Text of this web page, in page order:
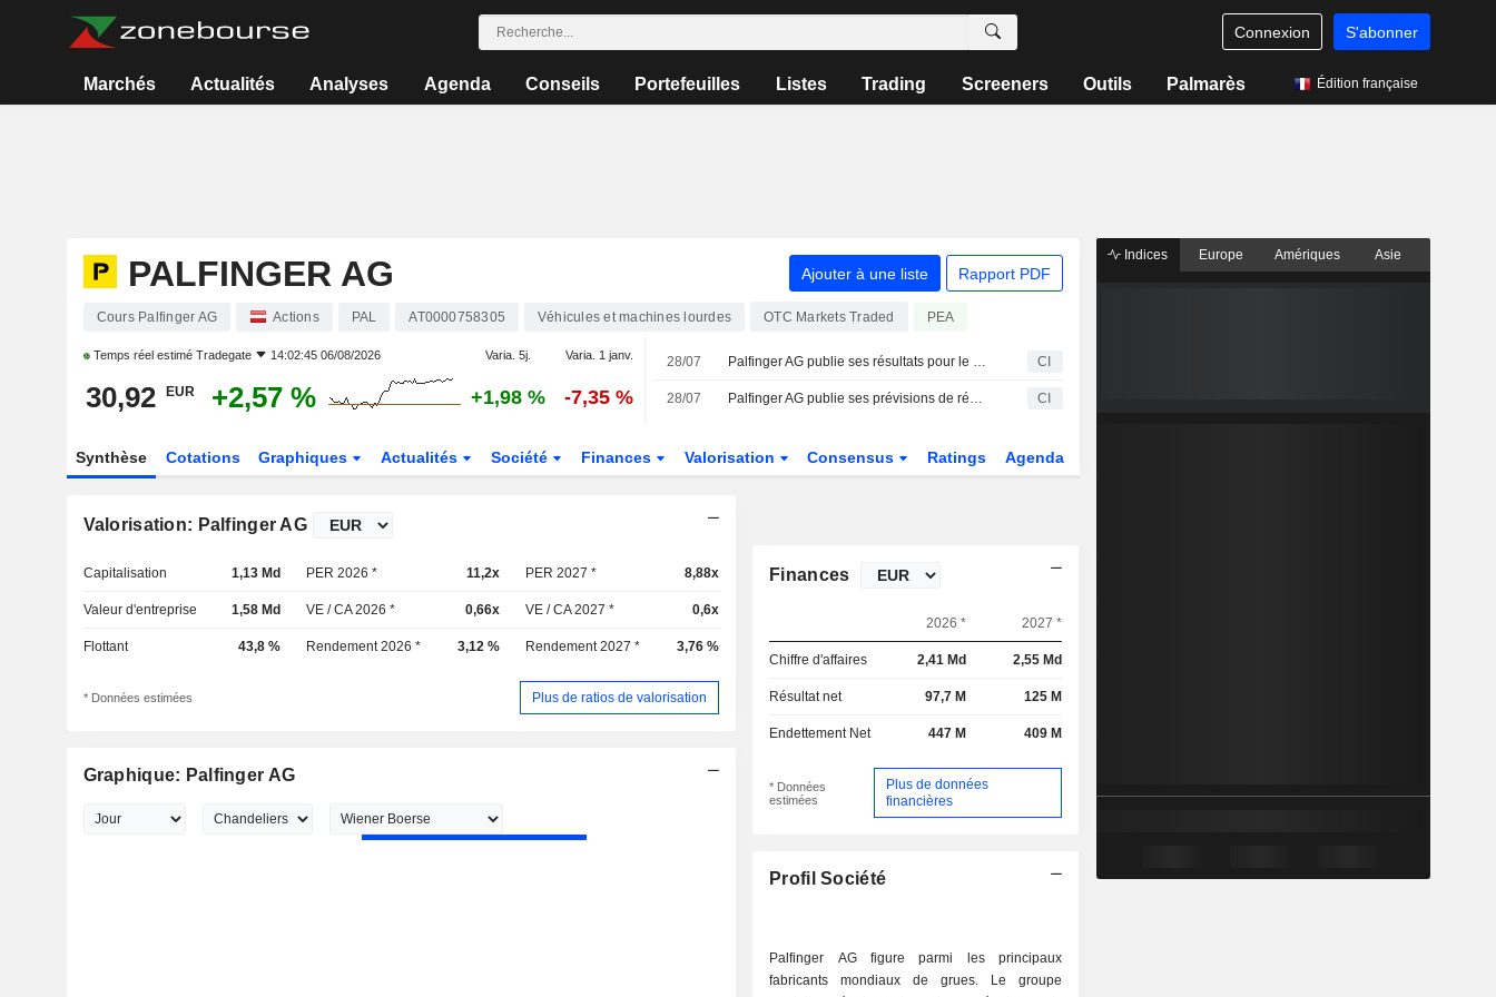
Connexion S'abonner
Marchés Actualités Analyses Agenda Conseils Portefeuilles Listes Trading Screeners Outils Palmarès Édition française
PALFINGER AG Ajouter à une liste Rapport PDF
Cours Palfinger AG Actions PAL AT0000758305 Véhicules et machines lourdes OTC Markets Traded PEA
Temps réel estimé Tradegate 14:02:45 06/08/2026 Varia. 5j. Varia. 1 janv.
30,92 EUR +2,57 % +1,98 % -7,35 %
28/07 Palfinger AG publie ses résultats pour le deuxième trimestre et le premier semestre clos le 30 juin 2026 CI
28/07 Palfinger AG publie ses prévisions de résultats pour l'exercice 2026 CI
Synthèse Cotations Graphiques Actualités Société Finances Valorisation Consensus Ratings Agenda
Valorisation: Palfinger AG
Capitalisation 1,13 Md PER 2026 * 11,2x PER 2027 * 8,88x
Valeur d'entreprise 1,58 Md VE / CA 2026 * 0,66x VE / CA 2027 * 0,6x
Flottant 43,8 % Rendement 2026 * 3,12 % Rendement 2027 * 3,76 %
* Données estimées Plus de ratios de valorisation
Graphique: Palfinger AG
Finances
2026 * 2027 *
Chiffre d'affaires 2,41 Md 2,55 Md
Résultat net 97,7 M 125 M
Endettement Net 447 M 409 M
* Données
estimées
Plus de données
financières
Profil Société
Palfinger AG figure parmi les principaux
fabricants mondiaux de grues. Le groupe
Indices Europe Amériques Asie